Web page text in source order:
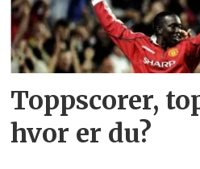
Toppscorer,
hvor er du?